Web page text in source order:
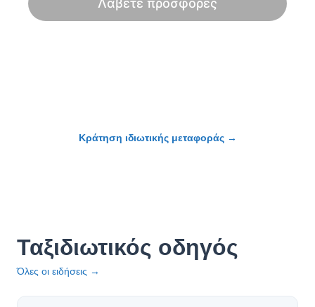
Κράτηση ιδιωτικής μεταφοράς→
Ταξιδιωτικός οδηγός
Όλες οι ειδήσεις →